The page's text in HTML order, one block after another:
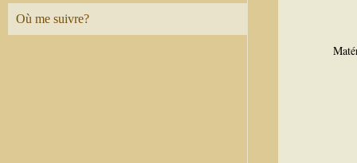
Où me suivre?